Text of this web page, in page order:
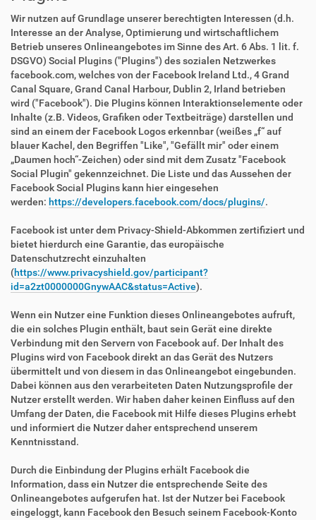
Wir nutzen auf Grundlage unserer berechtigten Interessen (d.h.
Interesse an der Analyse, Optimierung und wirtschaftlichem
Betrieb unseres Onlineangebotes im Sinne des Art. 6 Abs. 1 lit. f.
DSGVO) Social Plugins ("Plugins") des sozialen Netzwerkes
facebook.com, welches von der Facebook Ireland Ltd., 4 Grand
Canal Square, Grand Canal Harbour, Dublin 2, Irland betrieben
wird ("Facebook"). Die Plugins können Interaktionselemente oder
Inhalte (z.B. Videos, Grafiken oder Textbeiträge) darstellen und
sind an einem der Facebook Logos erkennbar (weißes „f“ auf
blauer Kachel, den Begriffen "Like", "Gefällt mir" oder einem
„Daumen hoch“-Zeichen) oder sind mit dem Zusatz "Facebook
Social Plugin" gekennzeichnet. Die Liste und das Aussehen der
Facebook Social Plugins kann hier eingesehen
werden: https://developers.facebook.com/docs/plugins/.
Facebook ist unter dem Privacy-Shield-Abkommen zertifiziert und
bietet hierdurch eine Garantie, das europäische
Datenschutzrecht einzuhalten
(https://www.privacyshield.gov/participant?
id=a2zt0000000GnywAAC&status=Active).
Wenn ein Nutzer eine Funktion dieses Onlineangebotes aufruft,
die ein solches Plugin enthält, baut sein Gerät eine direkte
Verbindung mit den Servern von Facebook auf. Der Inhalt des
Plugins wird von Facebook direkt an das Gerät des Nutzers
übermittelt und von diesem in das Onlineangebot eingebunden.
Dabei können aus den verarbeiteten Daten Nutzungsprofile der
Nutzer erstellt werden. Wir haben daher keinen Einfluss auf den
Umfang der Daten, die Facebook mit Hilfe dieses Plugins erhebt
und informiert die Nutzer daher entsprechend unserem
Kenntnisstand.
Durch die Einbindung der Plugins erhält Facebook die
Information, dass ein Nutzer die entsprechende Seite des
Onlineangebotes aufgerufen hat. Ist der Nutzer bei Facebook
eingeloggt, kann Facebook den Besuch seinem Facebook-Konto